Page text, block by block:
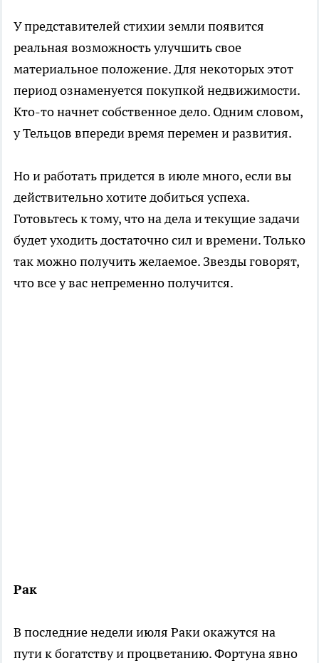
У представителей стихии земли появится
реальная возможность улучшить свое
материальное положение. Для некоторых этот
период ознаменуется покупкой недвижимости.
Кто-то начнет собственное дело. Одним словом,
у Тельцов впереди время перемен и развития.
Но и работать придется в июле много, если вы
действительно хотите добиться успеха.
Готовьтесь к тому, что на дела и текущие задачи
будет уходить достаточно сил и времени. Только
так можно получить желаемое. Звезды говорят,
что все у вас непременно получится.
Рак
В последние недели июля Раки окажутся на
пути к богатству и процветанию. Фортуна явно